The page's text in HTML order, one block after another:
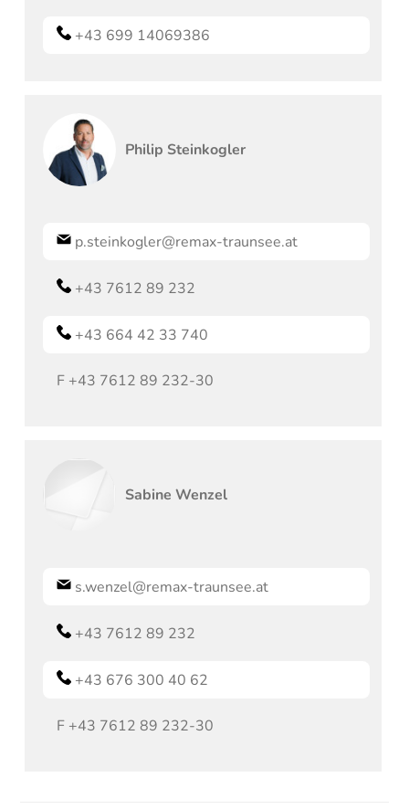
+43 699 14069386
Philip Steinkogler
p.steinkogler@remax-traunsee.at
+43 7612 89 232
+43 664 42 33 740
F +43 7612 89 232-30
Sabine Wenzel
s.wenzel@remax-traunsee.at
+43 7612 89 232
+43 676 300 40 62
F +43 7612 89 232-30